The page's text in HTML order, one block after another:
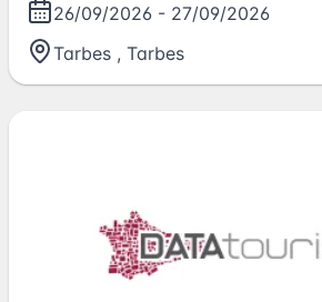
26/09/2026 - 27/09/2026
Tarbes , Tarbes